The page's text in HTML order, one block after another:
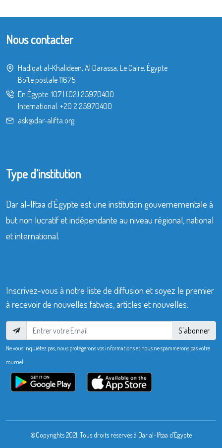
Nous contacter
Hadiqat al-Khalideen, Al Darassa, Le Caire, Égypte
Boîte postale 11675
En Égypte: 107| (02) 25970400
International: +20 2 25970400
ask@dar-alifta.org
Type d’institution
Dar al-Iftaa d’Égypte est une institution gouvernementale à
but non lucratif et indépendante au niveau régional, national
et international.
Inscrivez-vous à notre liste de diffusion et soyez le premier
à recevoir de nouvelles fatwas, articles et nouvelles.
S'abonner
Ne vous inquiétez pas, nous protégerons vos informations et nous ne spammerons pas votre
courriel.
©Copyrights 2021. Tous droits réservés à Dar al-Iftaa d’Égypte